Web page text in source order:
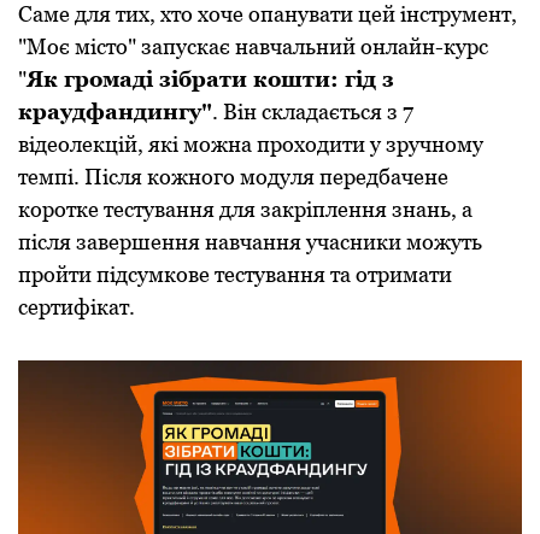
Саме для тих, хто хоче опанувати цей інструмент,
"Моє місто" запускає навчальний онлайн-курс
"Як громаді зібрати кошти: гід з
краудфандингу". Він складається з 7
відеолекцій, які можна проходити у зручному
темпі. Після кожного модуля передбачене
коротке тестування для закріплення знань, а
після завершення навчання учасники можуть
пройти підсумкове тестування та отримати
сертифікат.